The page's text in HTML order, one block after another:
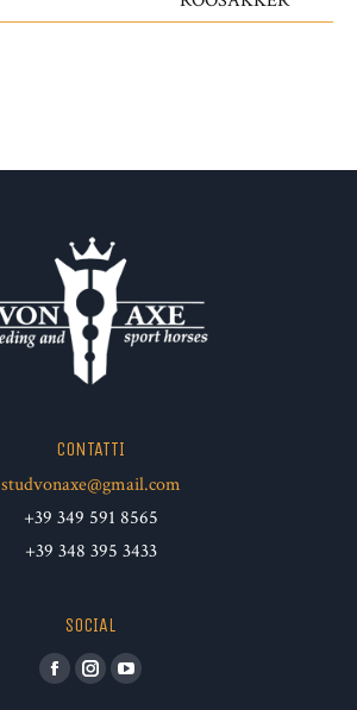
CONTATTI
studvonaxe@gmail.com
+39 349 591 8565
+39 348 395 3433
SOCIAL
Facebook
InstagramYouTube